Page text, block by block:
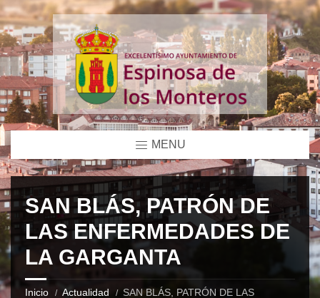
MENU
SAN BLÁS, PATRÓN DE
LAS ENFERMEDADES DE
LA GARGANTA
Inicio Actualidad
SAN BLÁS, PATRÓN DE LAS